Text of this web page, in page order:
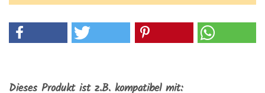
Dieses Produkt ist z.B. kompatibel mit: